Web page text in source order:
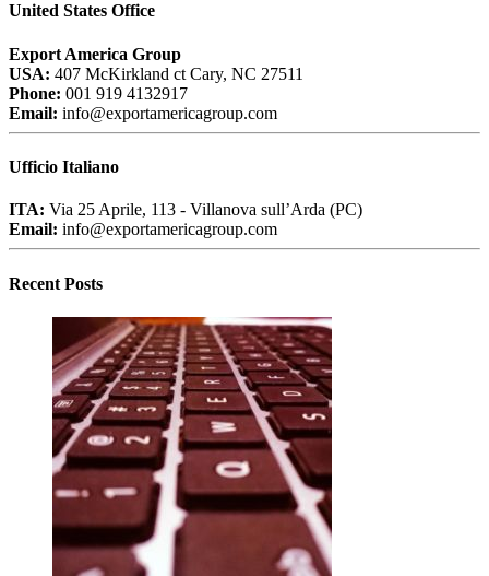
United States Office
Export America Group
USA: 407 McKirkland ct Cary, NC 27511
Phone: 001 919 4132917
Email: info@exportamericagroup.com
Ufficio Italiano
ITA: Via 25 Aprile, 113 - Villanova sull’Arda (PC)
Email: info@exportamericagroup.com
Recent Posts